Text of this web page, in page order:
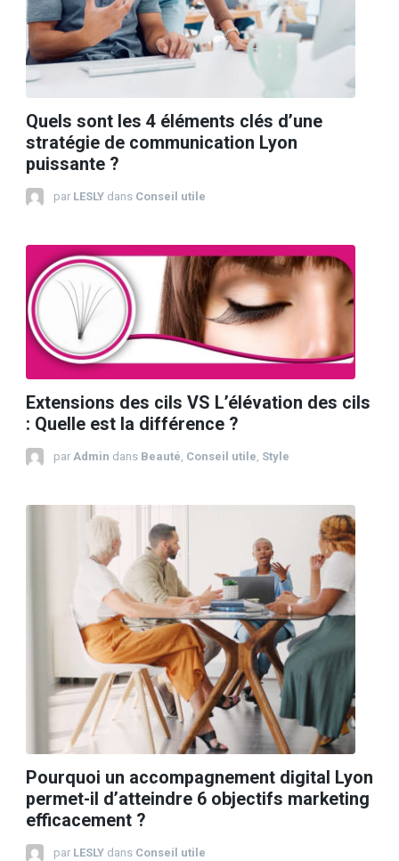
Quels sont les 4 éléments clés d’une
stratégie de communication Lyon
puissante ?
par LESLY dans Conseil utile
Extensions des cils VS L’élévation des cils
: Quelle est la différence ?
par Admin dans Beauté Conseil utile Style
Pourquoi un accompagnement digital Lyon
permet-il d’atteindre 6 objectifs marketing
efficacement ?
par LESLY dans Conseil utile